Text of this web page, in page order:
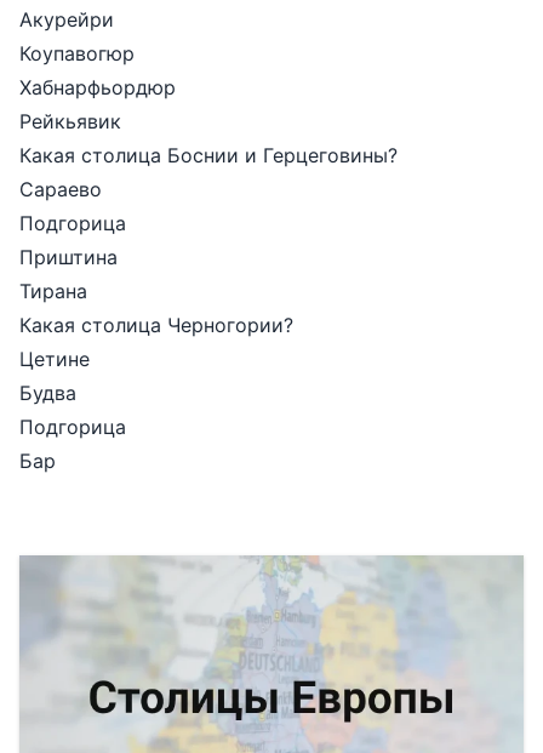
Акурейри
Коупавогюр
Хабнарфьордюр
Рейкьявик
Какая столица Боснии и Герцеговины?
Сараево
Подгорица
Приштина
Тирана
Какая столица Черногории?
Цетине
Будва
Подгорица
Бар